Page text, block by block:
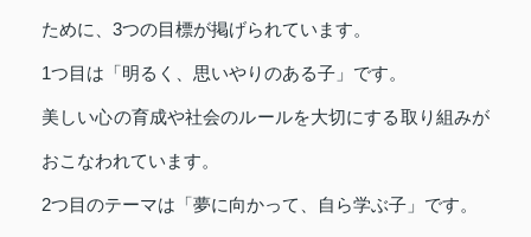
ために、3つの目標が掲げられています。
1つ目は「明るく、思いやりのある子」です。
美しい心の育成や社会のルールを大切にする取り組みが
おこなわれています。
2つ目のテーマは「夢に向かって、自ら学ぶ子」です。